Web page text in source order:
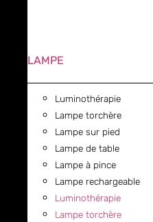
LAMPE
Luminothérapie
Lampe torchère
Lampe sur pied
Lampe de table
Lampe à pince
Lampe rechargeable
Luminothérapie
Lampe torchère